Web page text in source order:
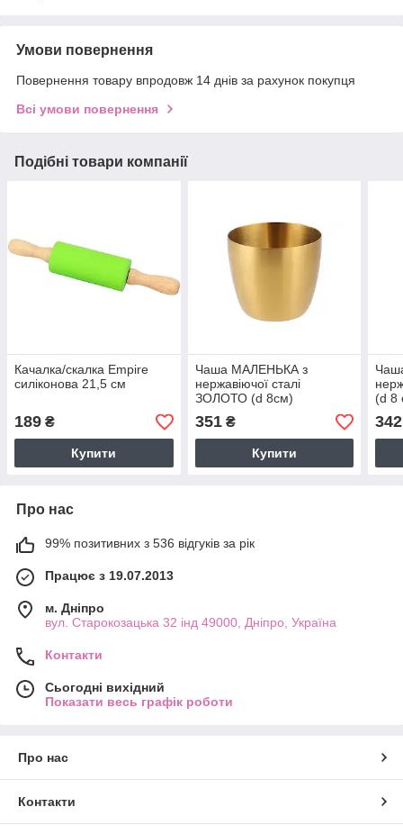
Умови повернення
Повернення товару впродовж 14 днів за рахунок покупця
Всі умови повернення
Подібні товари компанії
Качалка/скалка Empire
силіконова 21,5 см
189 ₴
Купити
Чаша МАЛЕНЬКА з
нержавіючої сталі
ЗОЛОТО (d 8см)
351₴
Купити
(d 8
342
Про нас
99% позитивних з 536 відгуків за рік
Працює з 19.07.2013
м. Дніпро
вул. Старокозацька 32 інд 49000, Дніпро, Україна
Контакти
Сьогодні вихідний
Показати весь графік роботи
Про нас
Контакти